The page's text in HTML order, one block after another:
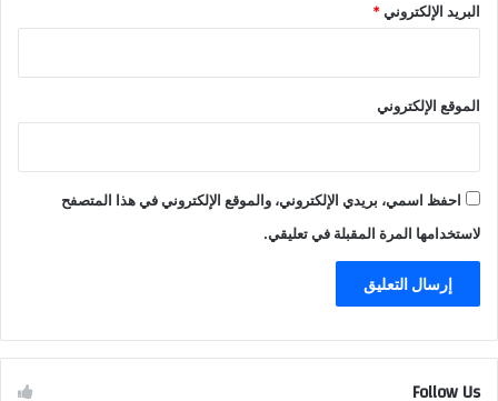
البريد الإلكتروني*
الموقع الإلكتروني
احفظ اسمي، بريدي الإلكتروني، والموقع الإلكتروني في هذا المتصفح
لاستخدامها المرة المقبلة في تعليقي.
Follow Us